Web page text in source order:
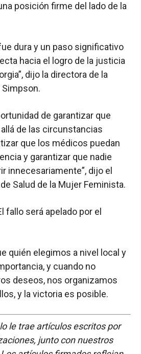
posición firme del lado de la
dura y un paso significativo
hacia el logro de la justicia
dijo la directora de la
Simpson.
de garantizar que
de las circunstancias
que los médicos puedan
y garantizar que nadie
innecesariamente”, dijo el
Salud de la Mujer Feminista.
fallo será apelado por el
quién elegimos a nivel local y
y cuando no
deseos, nos organizamos
y la victoria es posible.
le trae artículos escritos por
junto con nuestros